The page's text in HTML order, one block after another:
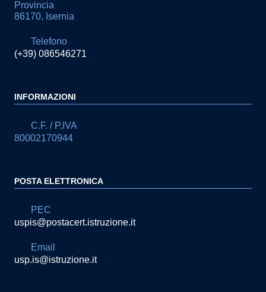
Provincia
86170, Isernia
Telefono
(+39) 086546271
INFORMAZIONI
C.F. / P.IVA
80002170944
POSTA ELETTRONICA
PEC
uspis@postacert.istruzione.it
Email
usp.is@istruzione.it